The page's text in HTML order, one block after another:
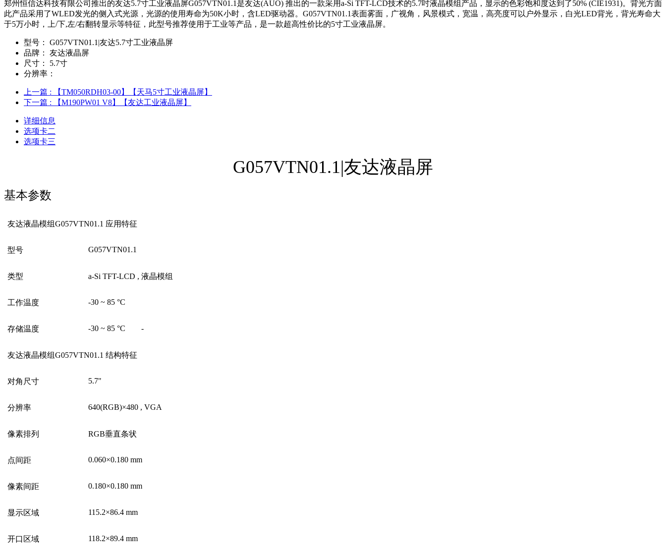
郑州恒信达科技有限公司推出的友达5.7寸工业液晶屏G057VTN01.1是友达(AUO) 推出的一款采用a-Si TFT-LCD技术的5.7吋液晶模组产品，显示的色彩饱和度达到了50% (CIE1931)。背光方面
此产品采用了WLED发光的侧入式光源，光源的使用寿命为50K小时，含LED驱动器。G057VTN01.1表面雾面，广视角，风景模式，宽温，高亮度可以户外显示，白光LED背光，背光寿命大
于5万小时，上/下,左/右翻转显示等特征，此型号推荐使用于工业等产品，是一款超高性价比的5寸工业液晶屏。
型号：
G057VTN01.1|友达5.7寸工业液晶屏
品牌：
友达液晶屏
尺寸：
5.7寸
分辨率：
上一篇 : 【TM050RDH03-00】【天马5寸工业液晶屏】
下一篇 : 【M190PW01 V8】【友达工业液晶屏】
详细信息
选项卡二
选项卡三
G057VTN01.1|友达液晶屏
基本参数
友达液晶模组G057VTN01.1 应用特征
型号 G057VTN01.1
类型 a-Si TFT-LCD , 液晶模组
工作温度 -30 ~ 85 °C
存储温度 -30 ~ 85 °C -
友达液晶模组G057VTN01.1 结构特征
对角尺寸 5.7"
分辨率 640(RGB)×480 , VGA
像素排列 RGB垂直条状
点间距 0.060×0.180 mm
像素间距 0.180×0.180 mm
显示区域 115.2×86.4 mm
开口区域 118.2×89.4 mm